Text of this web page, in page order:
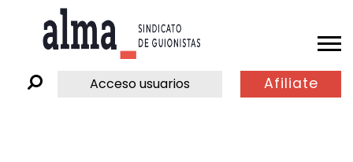
Acceso usuarios Afiliate